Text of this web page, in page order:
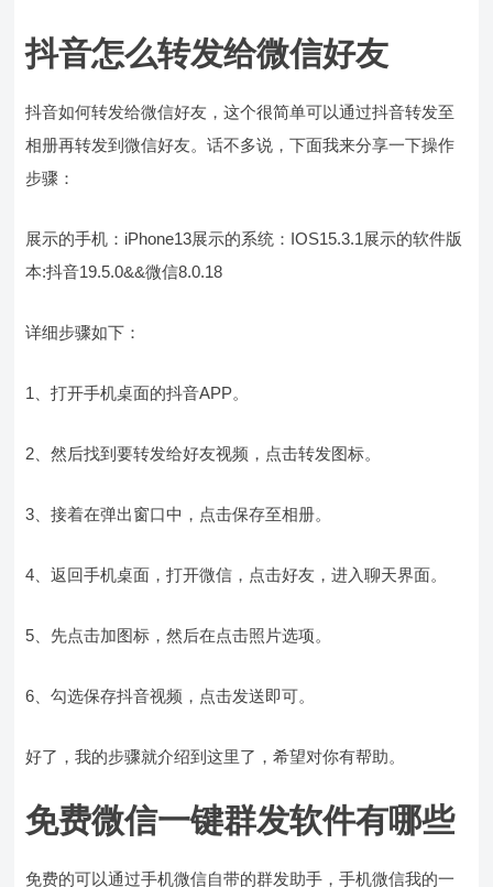
抖音怎么转发给微信好友
抖音如何转发给微信好友，这个很简单可以通过抖音转发至
相册再转发到微信好友。话不多说，下面我来分享一下操作
步骤：
展示的手机：iPhone13展示的系统：IOS15.3.1展示的软件版
本:抖音19.5.0&&微信8.0.18
详细步骤如下：
1、打开手机桌面的抖音APP。
2、然后找到要转发给好友视频，点击转发图标。
3、接着在弹出窗口中，点击保存至相册。
4、返回手机桌面，打开微信，点击好友，进入聊天界面。
5、先点击加图标，然后在点击照片选项。
6、勾选保存抖音视频，点击发送即可。
好了，我的步骤就介绍到这里了，希望对你有帮助。
免费微信一键群发软件有哪些
免费的可以通过手机微信自带的群发助手，手机微信我的一